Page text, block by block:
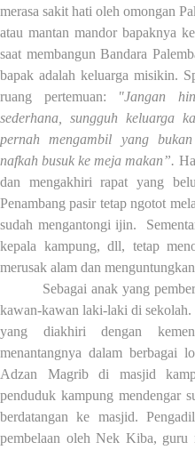
merasa sakit hati oleh omongan
atau mantan mandor bapaknya
saat membangun Bandara
bapak adalah keluarga misikin.
ruang pertemuan: "Jangan
sederhana, sungguh keluarga
pernah mengambil yang
nafkah busuk ke meja makan”.
dan mengakhiri rapat yang
Penambang pasir tetap ngotot
sudah mengantongi ijin. S
kepala kampung, dll, tetap
merusak alam dan
Sebagai anak yang
kawan-kawan laki-laki di sekolah.
yang diakhiri dengan
menantangnya dalam berbagai
Adzan Magrib di masjid
penduduk kampung mendengar
berdatangan ke masjid.
pembelaan oleh Nek Kiba,